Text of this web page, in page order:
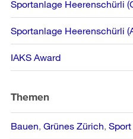
Informationen
Sportanlage Heerenschürli
Sportanlage Heerenschürli
IAKS Award
Themen
Bauen Grünes Zürich